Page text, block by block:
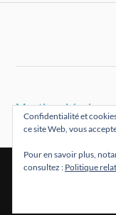
Mentions Légales
Confidentialité et
ce site Web, vous
Pour en savoir plus,
consultez : Politique